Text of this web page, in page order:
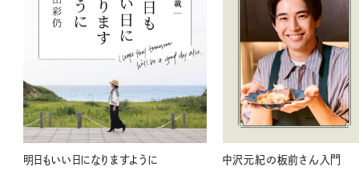
明日もいい日になりますように 中沢元紀の板前さん入門